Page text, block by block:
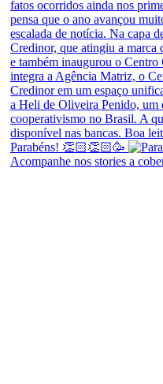
Parabéns! 👏🏻👏🏻🥳
Acompanhe nos stories a